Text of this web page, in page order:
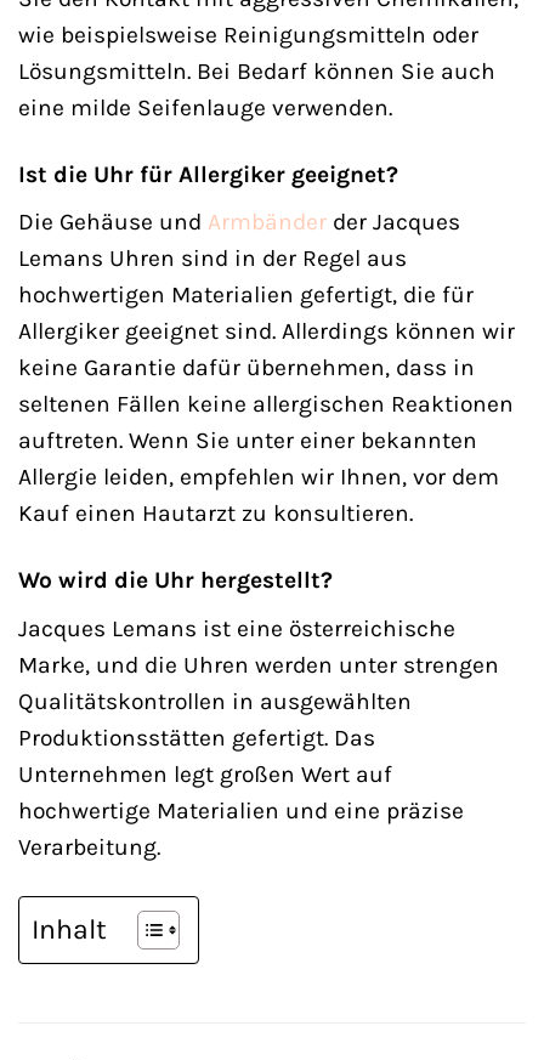
wie beispielsweise Reinigungsmitteln oder
Lösungsmitteln. Bei Bedarf können Sie auch
eine milde Seifenlauge verwenden.
Ist die Uhr für Allergiker geeignet?
Die Gehäuse und Armbänder der Jacques
Lemans Uhren sind in der Regel aus
hochwertigen Materialien gefertigt, die für
Allergiker geeignet sind. Allerdings können wir
keine Garantie dafür übernehmen, dass in
seltenen Fällen keine allergischen Reaktionen
auftreten. Wenn Sie unter einer bekannten
Allergie leiden, empfehlen wir Ihnen, vor dem
Kauf einen Hautarzt zu konsultieren.
Wo wird die Uhr hergestellt?
Jacques Lemans ist eine österreichische
Marke, und die Uhren werden unter strengen
Qualitätskontrollen in ausgewählten
Produktionsstätten gefertigt. Das
Unternehmen legt großen Wert auf
hochwertige Materialien und eine präzise
Verarbeitung.
Inhalt